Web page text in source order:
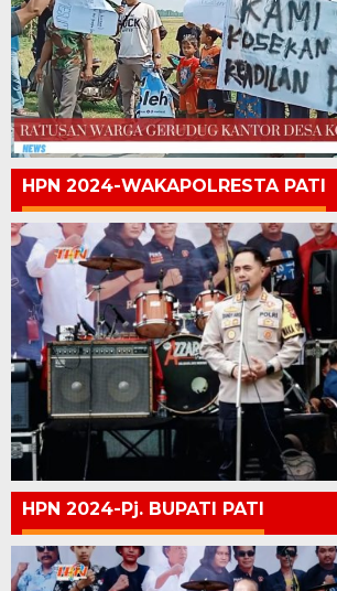
HPN 2024-WAKAPOLRESTA PATI
HPN 2024-Pj. BUPATI PATI